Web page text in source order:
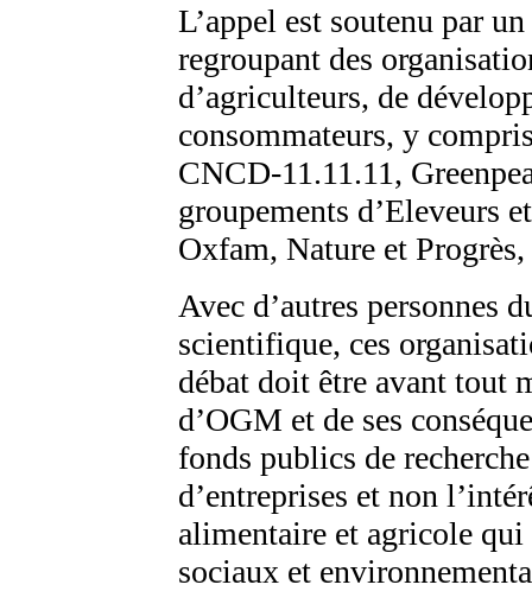
L’appel est soutenu par
regroupant des
d’agriculteurs, de
consommateurs, y
CNCD-11.11.11,
groupements d’Eleveurs
Oxfam, Nature et
Avec d’autres personnes
scientifique, ces
débat doit être avant tout
d’OGM et de ses
fonds publics de
d’entreprises et non
alimentaire et agricole
sociaux et